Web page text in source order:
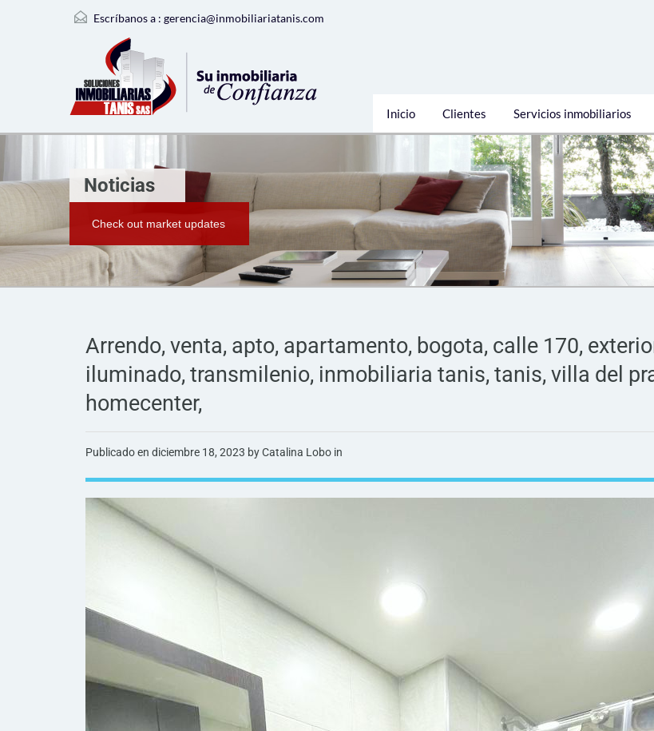
Escríbanos a : gerencia@inmobiliariatanis.com
Inicio Clientes Servicios inmobiliarios
Noticias
Check out market updates
Arrendo, venta, apto, apartamento, bogota, calle 170,
iluminado, transmilenio, inmobiliaria tanis, tanis, villa del
homecenter,
Publicado en diciembre 18, 2023 by Catalina Lobo in